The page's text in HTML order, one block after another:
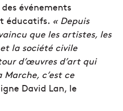
événements
éducatifs. « Depuis
que les artistes, les
la société civile
d’œuvres d’art qui
c’est ce
David Lan, le